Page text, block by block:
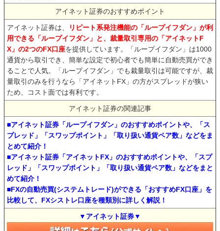
アイネット証券のおすすめポイント
アイネット証券は、
リピート系発注機能の「ループイフダン」が利
用できる「ループイフダン」と、裁量取引専用の「アイネットF
X」の2つのFX口座を提供しています。「ループイフダン」は1000
通貨から取引でき、簡単な設定で初心者でも簡単に自動売買ができ
ることで人気。「ループイフダン」でも裁量取引は可能ですが、裁
量取引のみを行うなら「アイネットFX」の方がスプレッドが狭い
ため、コスト面では有利です。
アイネット証券の関連記事
■アイネット証券「ループイフダン」のおすすめポイントや、「ス
プレッド」「スワップポイント」「取り扱い通貨ペア数」などをま
とめて紹介！
■アイネット証券「アイネットFX」のおすすめポイントや、「スプ
レッド」「スワップポイント」「取り扱い通貨ペア数」などをまと
めて紹介！
■FXの自動売買(システムトレード)ができる「おすすめFX口座」を
比較して、FXシストレ口座を種類別に詳しく解説！
▼アイネット証券▼